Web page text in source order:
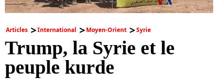
Articles International Moyen-Orient Syrie
Trump, la Syrie et le
peuple kurde